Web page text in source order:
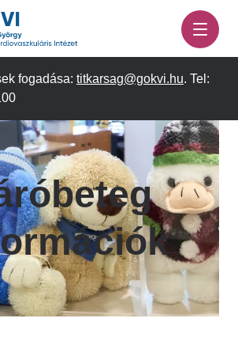
fogadása: titkarsag@gokvi.hu. Tel: